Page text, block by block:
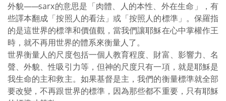
外貌——sarx的意思是「肉體、人的本性、外在生命」，有
些譯本翻成「按照人的看法」或「按照人的標準」。保羅指
的是這世界的標準和價值觀，當我們讓耶穌在心中掌權作王
時，就不再用世界的體系來衡量人了。
世界衡量人的尺度包括一個人教育程度、財富、影響力、名
聲、外貌、性吸引力等，但神的尺度只有一項，就是耶穌是
我生命的主和救主。如果基督是主，我們的衡量標準就全部
要改變，不再跟世界的標準，因為那些都不重要，只有耶穌